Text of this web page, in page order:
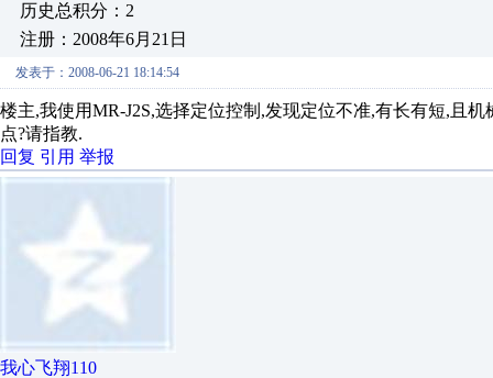
历史总积分：2
注册：2008年6月21日
发表于：2008-06-21 18:14:54
楼主,我使用MR-J2S,选择定位控制,发现定位不准,有长有短,且
点?请指教.
回复 引用 举报
我心飞翔110